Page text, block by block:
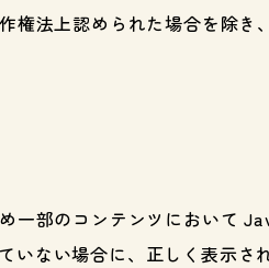
権法上認められた場合を除き
一部のコンテンツにおいて
ない場合に、正しく表示さ